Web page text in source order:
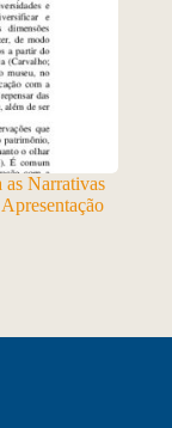
Narrativas